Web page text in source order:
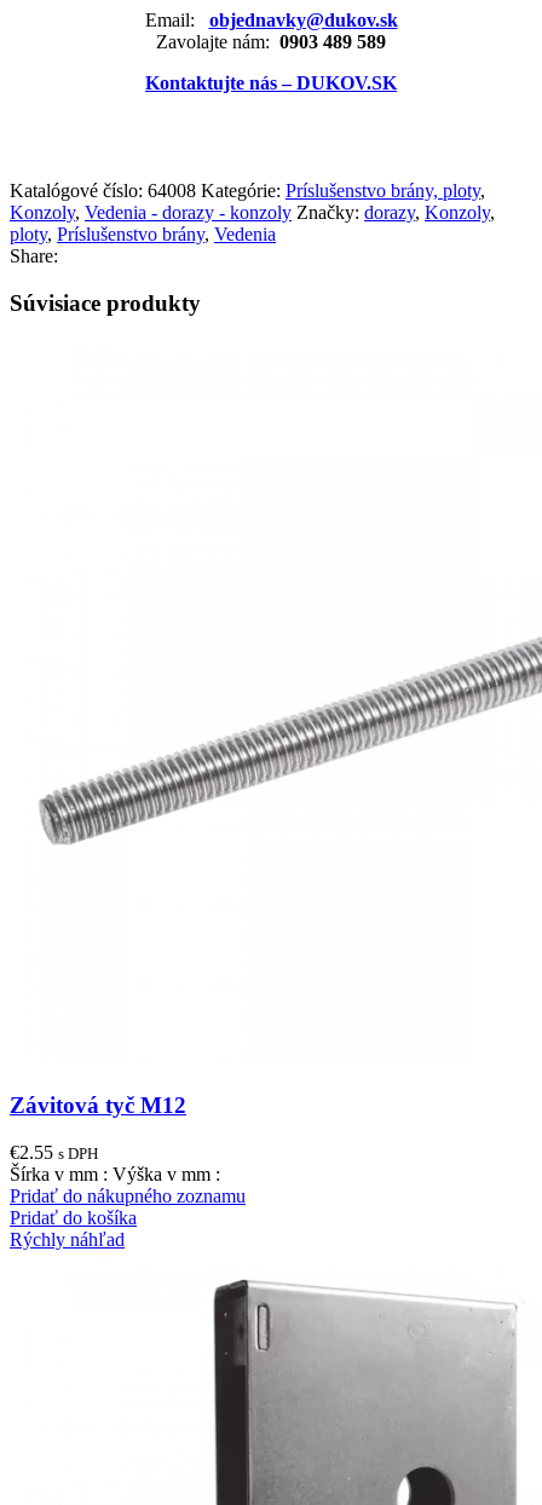
Email: objednavky@dukov.sk
Zavolajte nám: 0903 489 589
Kontaktujte nás – DUKOV.SK
Katalógové číslo: 64008 Kategórie: Príslušenstvo brány, ploty,
Konzoly, Vedenia - dorazy - konzoly Značky: dorazy, Konzoly,
ploty, Príslušenstvo brány, Vedenia
Share:
Súvisiace produkty
Závitová tyč M12
€2.55 s DPH
Šírka v mm : Výška v mm :
Pridať do nákupného zoznamu
Pridať do košíka
Rýchly náhľad